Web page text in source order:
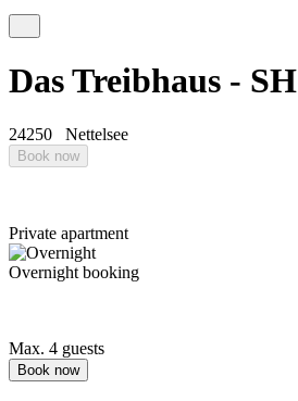
Das Treibhaus - SH
24250 Nettelsee
Book now
Private apartment
Overnight booking
Max. 4 guests
Book now